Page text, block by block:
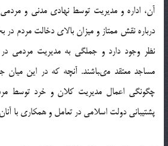
آن، اداره و مديريت توسط نهادى مدنى و
درباره نقش ممتاز و ميزان بالاى دخالت مردم
نظر وجود دارد و جملگى به مديريت مردمى
مساجد معتقد مى‏باشند. آنچه كه در اين
چگونگى اعمال مديريت كلان و خرد توسط
پشتيبانى دولت اسلامى در تعامل و همكارى با